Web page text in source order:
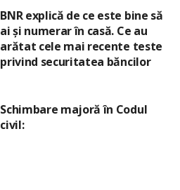
BNR explică de ce este bine să
ai și numerar în casă. Ce au
arătat cele mai recente teste
privind securitatea băncilor
Schimbare majoră în Codul
civil: